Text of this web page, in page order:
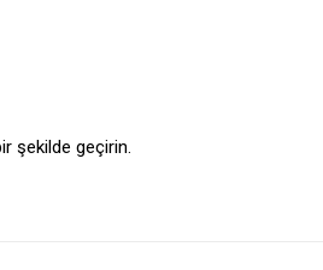
şekilde geçirin.